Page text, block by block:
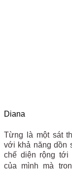
Diana
Từng là một sát
với khả năng dồn
chế diện rộng
của mình mà